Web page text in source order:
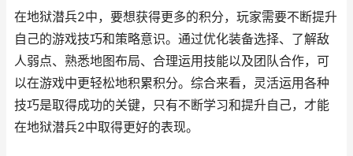
在地狱潜兵2中，要想获得更多的积分，玩家需要不断提升
自己的游戏技巧和策略意识。通过优化装备选择、了解敌
人弱点、熟悉地图布局、合理运用技能以及团队合作，可
以在游戏中更轻松地积累积分。综合来看，灵活运用各种
技巧是取得成功的关键，只有不断学习和提升自己，才能
在地狱潜兵2中取得更好的表现。